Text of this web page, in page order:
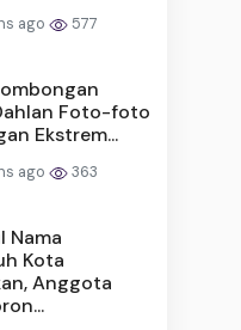
ago 577
Foto-foto
Ekstrem...
ago 363
Nama
Kota
Anggota